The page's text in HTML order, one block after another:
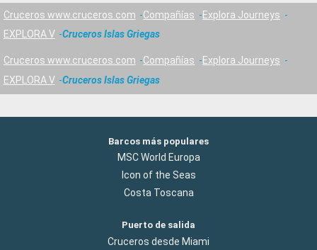
Cruceros www.cruceros.com Compañías
Explora Journeys
EXPLORA V
Cruceros Islas Griegas
Cruceros www.cruceros.com Compañías
Explora Journeys
EXPLORA V
Cruceros Islas Griegas
Barcos más populares
MSC World Europa
Icon of the Seas
Costa Toscana
Puerto de salida
Cruceros desde Miami